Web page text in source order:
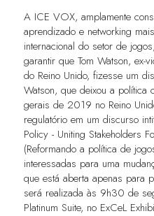
A ICE VOX, amplamente
aprendizado e networking
internacional do setor de
garantir que Tom Watson, ex-
do Reino Unido, fizesse um
Watson, que deixou a política
gerais de 2019 no Reino
regulatório em um discurso
Policy - Uniting Stakeholders
(Reformando a política de
interessadas para uma
que está aberta apenas para
será realizada às 9h30 de
Platinum Suite, no ExCeL